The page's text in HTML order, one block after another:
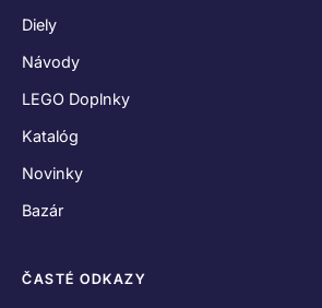
Diely
Návody
LEGO Doplnky
Katalóg
Novinky
Bazár
ČASTÉ ODKAZY